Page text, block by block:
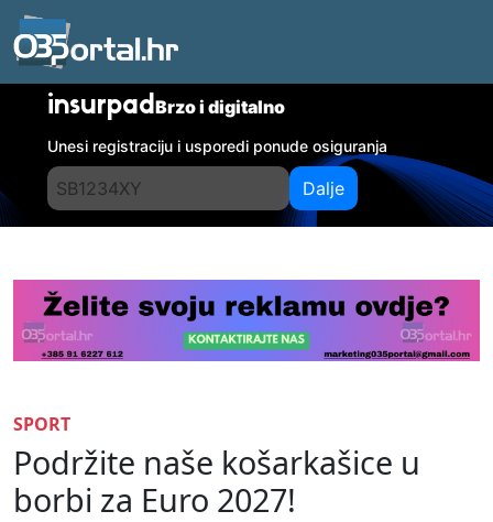
insurpadBrzo i digitalno
Unesi registraciju i usporedi ponude osiguranja
Dalje
SPORT
Podržite naše košarkašice u
borbi za Euro 2027!